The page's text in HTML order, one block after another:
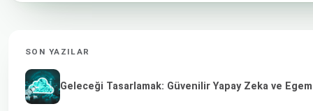
SON YAZILAR
Geleceği Tasarlamak: Güvenilir Yapay Zeka ve